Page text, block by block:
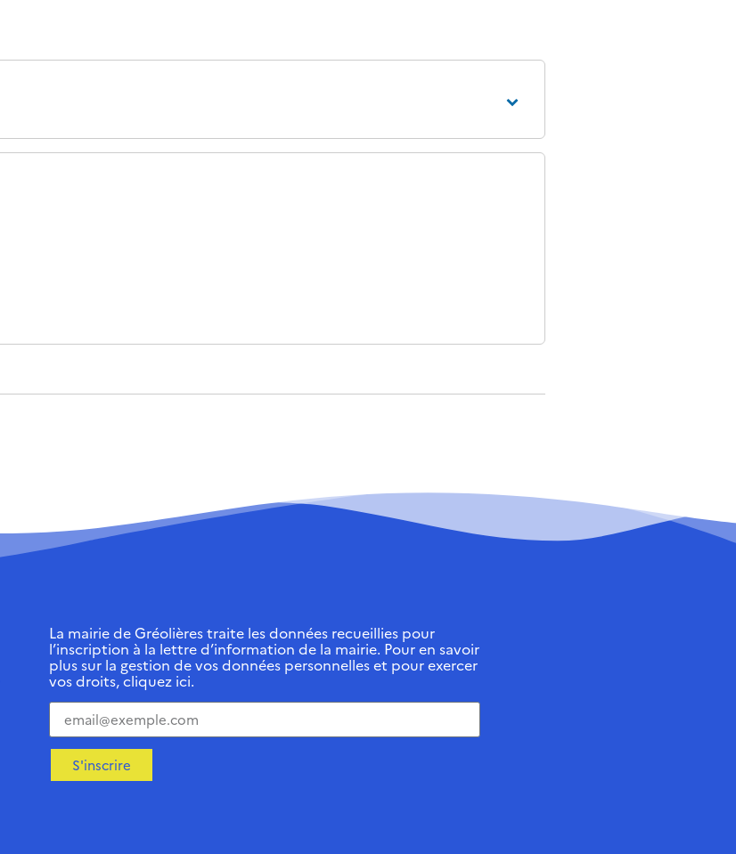
La mairie de Gréolières traite les données recueillies pour
l’inscription à la lettre d’information de la mairie. Pour en savoir
plus sur la gestion de vos données personnelles et pour exercer
vos droits, cliquez ici.
S'inscrire